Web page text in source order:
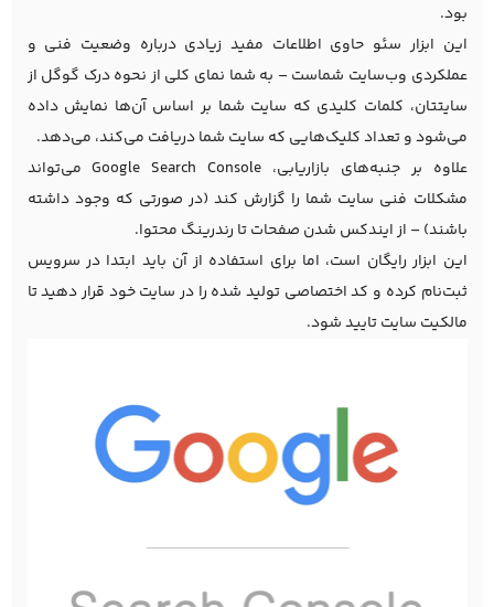
بود.
این ابزار سئو حاوی اطلاعات مفید زیادی درباره وضعیت فنی و
عملکردی وب‌سایت شماست – به شما نمای کلی از نحوه درک گوگل از
سایتتان، کلمات کلیدی که سایت شما بر اساس آن‌ها نمایش داده
می‌شود و تعداد کلیک‌هایی که سایت شما دریافت می‌کند، می‌دهد.
علاوه بر جنبه‌های بازاریابی، Google Search Console می‌تواند
مشکلات فنی سایت شما را گزارش کند (در صورتی که وجود داشته
باشند) – از ایندکس شدن صفحات تا رندرینگ محتوا.
این ابزار رایگان است، اما برای استفاده از آن باید ابتدا در سرویس
ثبت‌نام کرده و کد اختصاصی تولید شده را در سایت خود قرار دهید تا
مالکیت سایت تایید شود.